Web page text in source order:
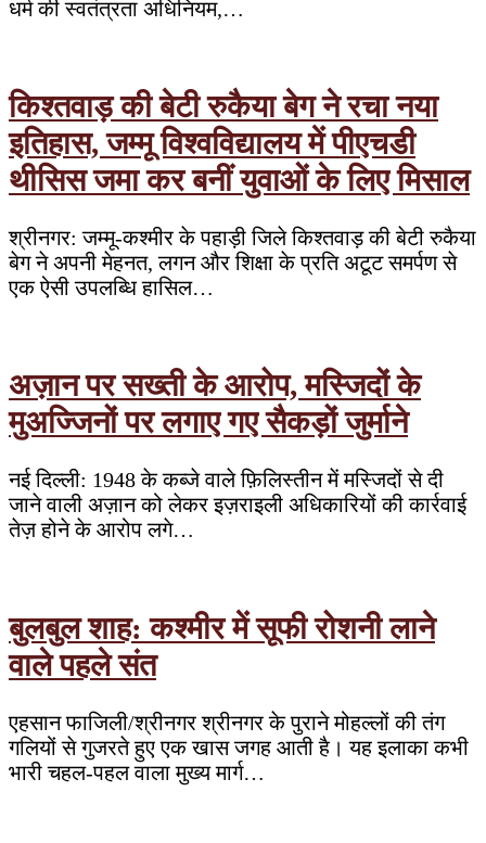
धर्म की स्वतंत्रता अधिनियम,…
किश्तवाड़ की बेटी रुकैया बेग ने रचा नया
इतिहास, जम्मू विश्वविद्यालय में पीएचडी
थीसिस जमा कर बनीं युवाओं के लिए मिसाल
श्रीनगर: जम्मू-कश्मीर के पहाड़ी जिले किश्तवाड़ की बेटी रुकैया
बेग ने अपनी मेहनत, लगन और शिक्षा के प्रति अटूट समर्पण से
एक ऐसी उपलब्धि हासिल…
अज़ान पर सख्ती के आरोप, मस्जिदों के
मुअज्जिनों पर लगाए गए सैकड़ों जुर्माने
नई दिल्ली: 1948 के कब्जे वाले फ़िलिस्तीन में मस्जिदों से दी
जाने वाली अज़ान को लेकर इज़राइली अधिकारियों की कार्रवाई
तेज़ होने के आरोप लगे…
बुलबुल शाह: कश्मीर में सूफी रोशनी लाने
वाले पहले संत
एहसान फाजिली/श्रीनगर श्रीनगर के पुराने मोहल्लों की तंग
गलियों से गुजरते हुए एक खास जगह आती है। यह इलाका कभी
भारी चहल-पहल वाला मुख्य मार्ग…